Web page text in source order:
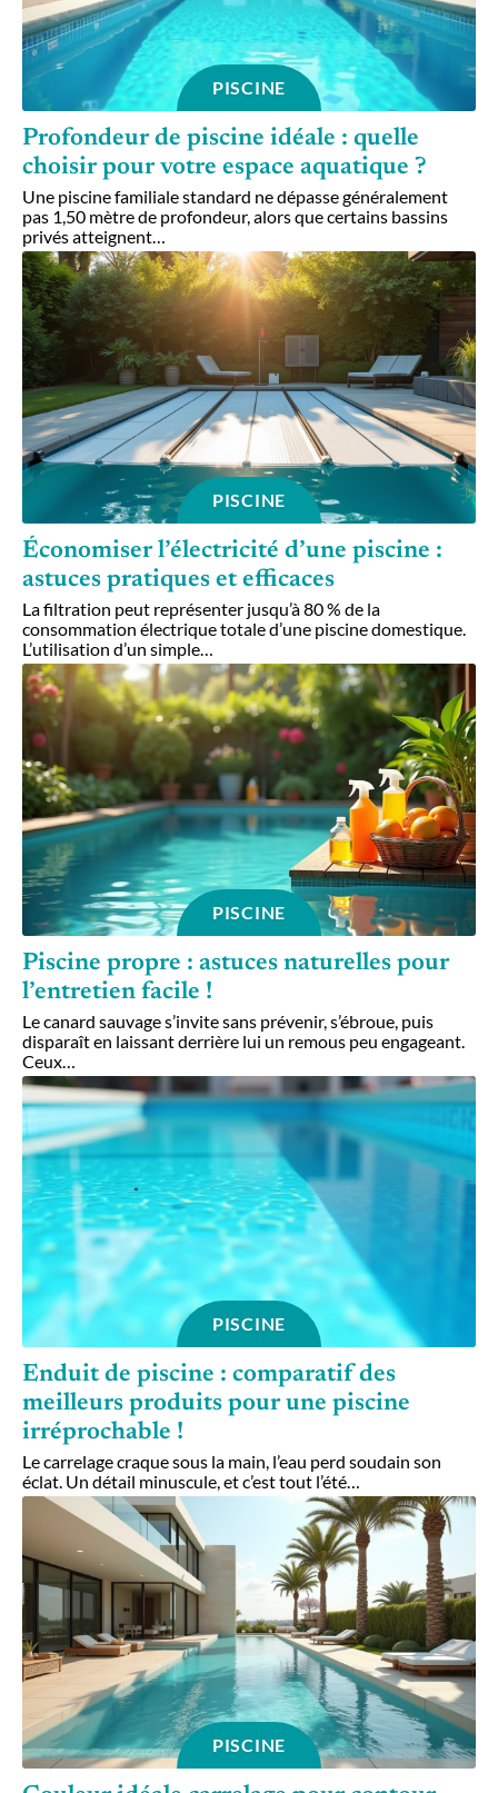
PISCINE
Profondeur de piscine idéale : quelle
choisir pour votre espace aquatique ?
Une piscine familiale standard ne dépasse généralement
pas 1,50 mètre de profondeur, alors que certains bassins
privés atteignent…
PISCINE
Économiser l’électricité d’une piscine :
astuces pratiques et efficaces
La filtration peut représenter jusqu’à 80 % de la
consommation électrique totale d’une piscine domestique.
L’utilisation d’un simple
PISCINE
Piscine propre : astuces naturelles pour
l’entretien facile !
Le canard sauvage s’invite sans prévenir, s’ébroue, puis
disparaît en laissant derrière lui un remous peu engageant.
Ceux
PISCINE
Enduit de piscine : comparatif des
meilleurs produits pour une piscine
irréprochable !
Le carrelage craque sous la main, l’eau perd soudain son
éclat. Un détail minuscule, et c’est tout l’été…
PISCINE